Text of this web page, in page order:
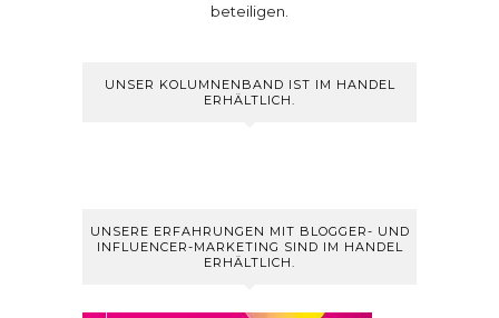
beteiligen.
UNSER KOLUMNENBAND IST IM HANDEL
ERHÄLTLICH.
UNSERE ERFAHRUNGEN MIT BLOGGER- UND
INFLUENCER-MARKETING SIND IM HANDEL
ERHÄLTLICH.